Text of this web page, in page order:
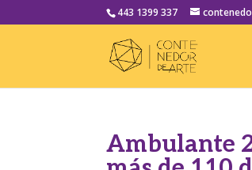
443 1399 337
Ambulante